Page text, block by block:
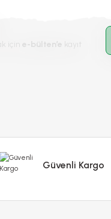
Güvenli Kargo